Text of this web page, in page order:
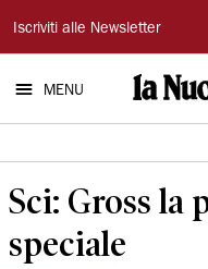
La
Nuova
Ferrara
Iscriviti alle Newsletter
MENU
Sci: Gross la
speciale